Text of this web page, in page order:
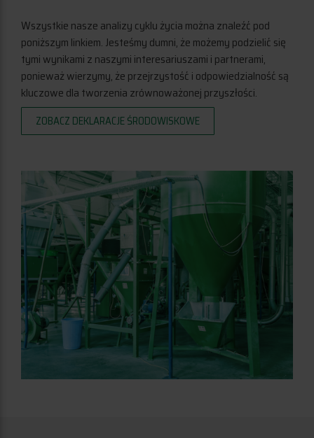
Wszystkie nasze analizy cyklu życia można znaleźć pod
poniższym linkiem. Jesteśmy dumni, że możemy podzielić się
tymi wynikami z naszymi interesariuszami i partnerami,
ponieważ wierzymy, że przejrzystość i odpowiedzialność są
kluczowe dla tworzenia zrównoważonej przyszłości.
ZOBACZ DEKLARACJE ŚRODOWISKOWE